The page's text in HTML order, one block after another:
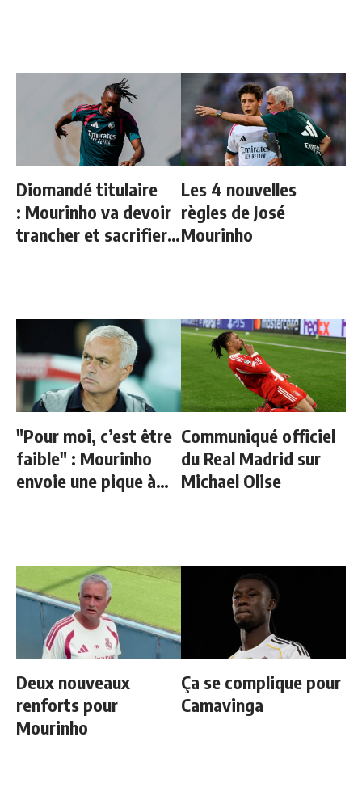
Diomandé titulaire
: Mourinho va devoir
trancher et sacrifier
Les 4 nouvelles
règles de José
Mourinho
"Pour moi, c’est être
faible" : Mourinho
envoie une pique à
Communiqué officiel
du Real Madrid sur
Michael Olise
Deux nouveaux
renforts pour
Mourinho
Ça se complique pour
Camavinga